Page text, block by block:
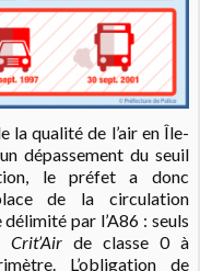
la qualité de l’air en Île-
un dépassement du seuil
le préfet a donc
de la circulation
délimitépar l’A86 : seuls
Crit’Air de classe 0 à
L’obligation de